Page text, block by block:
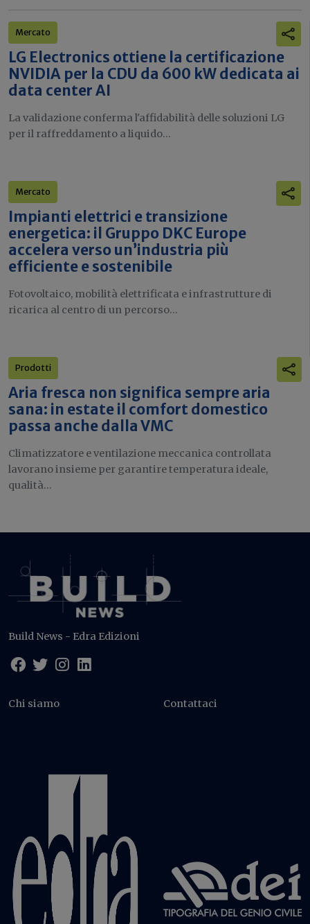
Mercato
LG Electronics ottiene la certificazione
NVIDIA per la CDU da 600 kW dedicata ai
data center AI
La validazione conferma l'affidabilità delle soluzioni LG
per il raffreddamento a liquido...
Mercato
Impianti elettrici e transizione
energetica: il Gruppo DKC Europe
accelera verso un’industria più
efficiente e sostenibile
Fotovoltaico, mobilità elettrificata e infrastrutture di
ricarica al centro di un percorso...
Prodotti
Aria fresca non significa sempre aria
sana: in estate il comfort domestico
passa anche dalla VMC
Climatizzatore e ventilazione meccanica controllata
lavorano insieme per garantire temperatura ideale,
qualità...
Build News - Edra Edizioni
Chi siamo Contattaci